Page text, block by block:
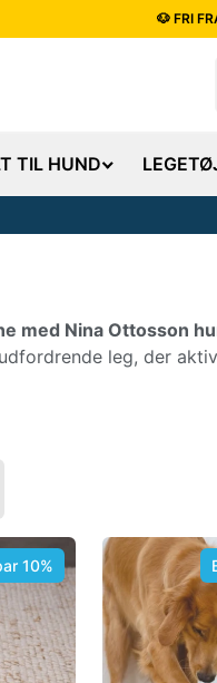
🐶 FRI
TIL HUND
med Nina Ottosson
leg, der
10%